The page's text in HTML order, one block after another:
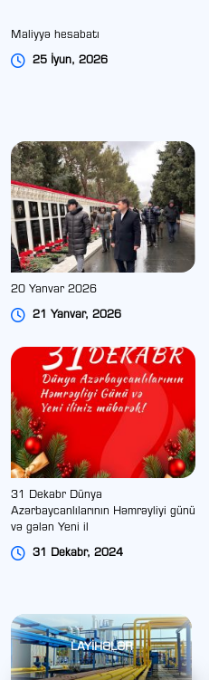
Maliyyə hesabatı
25 İyun, 2026
20 Yanvar 2026
21 Yanvar, 2026
31 Dekabr Dünya
Azərbaycanlılarının Həmrəyliyi günü
və gələn Yeni il
31 Dekabr, 2024
LAYİHƏLƏR